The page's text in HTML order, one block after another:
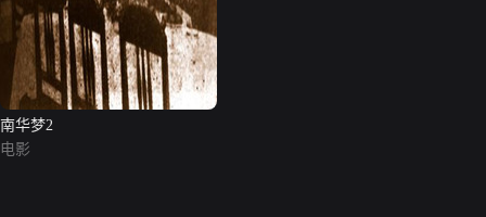
南华梦2
电影